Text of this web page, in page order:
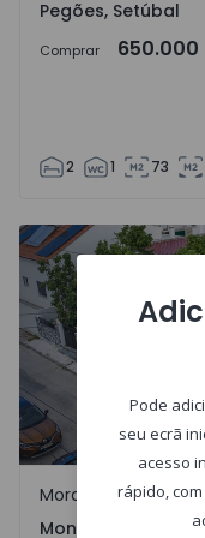
Pegões, Setúbal
Comprar
2 1 73
Moradia Isolada T3
Montijo e
Moradia Isolada
Montijo e
Pode
seu ecrã
acesso
rápido,